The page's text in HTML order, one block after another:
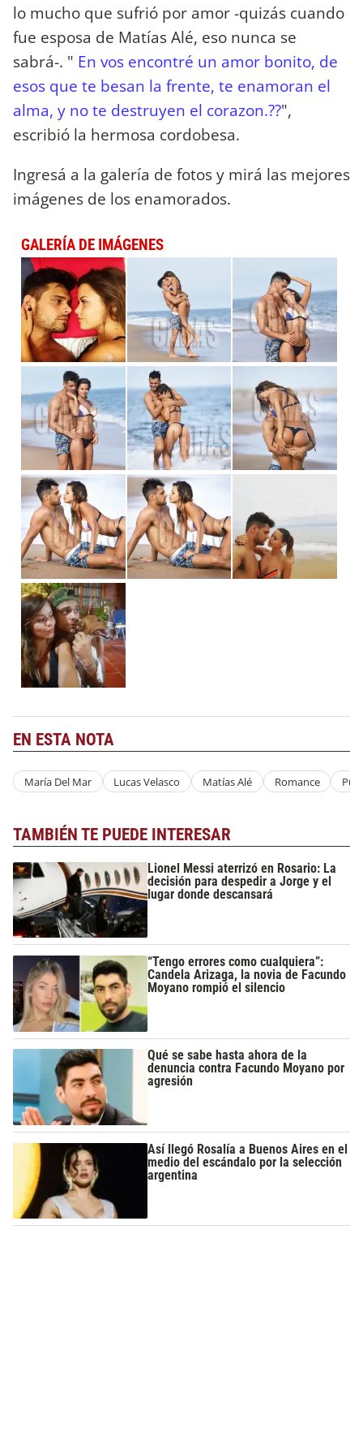
lo mucho que sufrió por amor -quizás cuando
fue esposa de Matías Alé, eso nunca se
sabrá-. " En vos encontré un amor bonito, de
esos que te besan la frente, te enamoran el
alma, y no te destruyen el corazon.??",
escribió la hermosa cordobesa.
Ingresá a la galería de fotos y mirá las mejores
imágenes de los enamorados.
GALERÍA DE IMÁGENES
EN ESTA NOTA
María Del Mar Lucas Velasco Matías Alé Romance
TAMBIÉN TE PUEDE INTERESAR
Lionel Messi aterrizó en Rosario: La
decisión para despedir a Jorge y el
lugar donde descansará
“Tengo errores como cualquiera”:
Candela Arizaga, la novia de Facundo
Moyano rompió el silencio
Qué se sabe hasta ahora de la
denuncia contra Facundo Moyano por
agresión
Así llegó Rosalía a Buenos Aires en el
medio del escándalo por la selección
argentina